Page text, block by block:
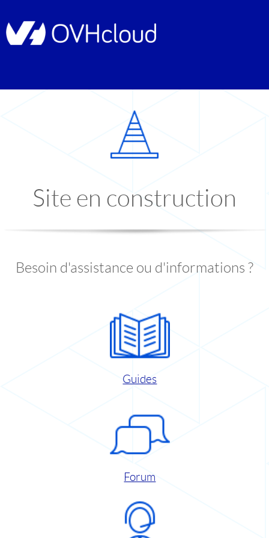
Site en construction
Besoin d'assistance ou d'informations ?
Guides
Forum